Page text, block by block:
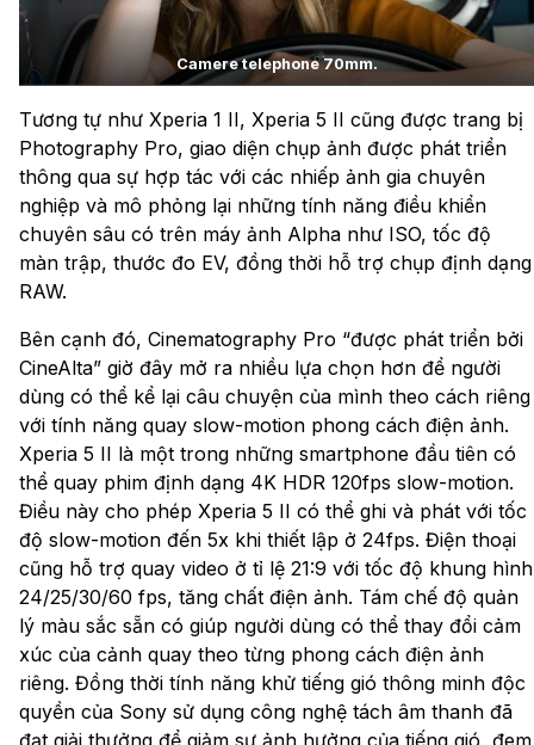
Camere telephone 70mm.
Tương tự như Xperia 1 II, Xperia 5 II cũng được trang bị
Photography Pro, giao diện chụp ảnh được phát triển
thông qua sự hợp tác với các nhiếp ảnh gia chuyên
nghiệp và mô phỏng lại những tính năng điều khiển
chuyên sâu có trên máy ảnh Alpha như ISO, tốc độ
màn trập, thước đo EV, đồng thời hỗ trợ chụp định dạng
RAW.
Bên cạnh đó, Cinematography Pro “được phát triển bởi
CineAlta” giờ đây mở ra nhiều lựa chọn hơn để người
dùng có thể kể lại câu chuyện của mình theo cách riêng
với tính năng quay slow-motion phong cách điện ảnh.
Xperia 5 II là một trong những smartphone đầu tiên có
thể quay phim định dạng 4K HDR 120fps slow-motion.
Điều này cho phép Xperia 5 II có thể ghi và phát với tốc
độ slow-motion đến 5x khi thiết lập ở 24fps. Điện thoại
cũng hỗ trợ quay video ở tỉ lệ 21:9 với tốc độ khung hình
24/25/30/60 fps, tăng chất điện ảnh. Tám chế độ quản
lý màu sắc sẵn có giúp người dùng có thể thay đổi cảm
xúc của cảnh quay theo từng phong cách điện ảnh
riêng. Đồng thời tính năng khử tiếng gió thông minh độc
quyền của Sony sử dụng công nghệ tách âm thanh đã